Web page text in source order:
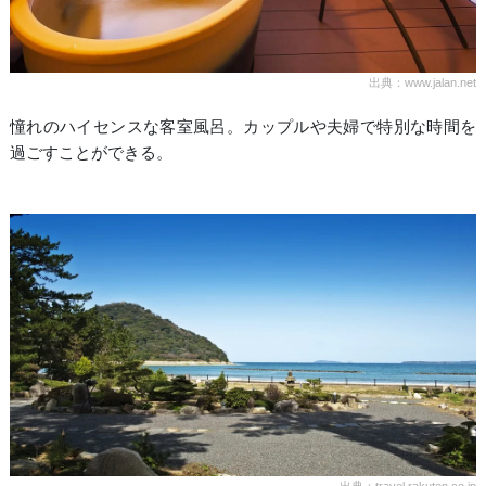
出典：www.jalan.net
憧れのハイセンスな客室風呂。カップルや夫婦で特別な時間を
過ごすことができる。